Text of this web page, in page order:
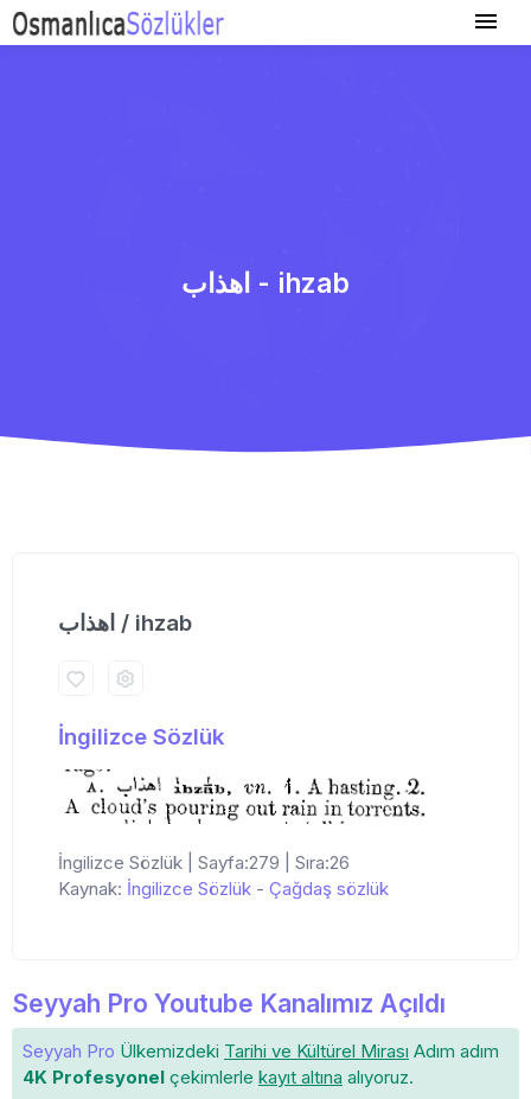
اهذاب - ihzab
اهذاب / ihzab
İngilizce Sözlük
İngilizce Sözlük | Sayfa:279 | Sıra:26
Kaynak: İngilizce Sözlük - Çağdaş sözlük
Seyyah Pro Youtube Kanalımız Açıldı
Seyyah Pro Ülkemizdeki Tarihi ve Kültürel Mirası Adım adım
4K Profesyonel çekimlerle kayıt altına alıyoruz.